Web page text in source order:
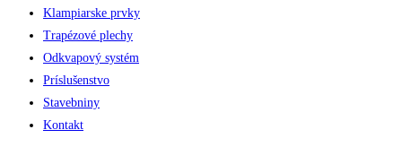
Klampiarske prvky
Trapézové plechy
Odkvapový systém
Príslušenstvo
Stavebniny
Kontakt